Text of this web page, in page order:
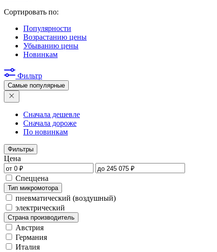
Сортировать по:
Популярности
Возрастанию цены
Убыванию цены
Новинкам
Фильтр
Самые популярные
Сначала дешевле
Сначала дороже
По новинкам
Фильтры
Цена
Спеццена
Тип микромотора
пневматический (воздушный)
электрический
Страна производитель
Австрия
Германия
Италия